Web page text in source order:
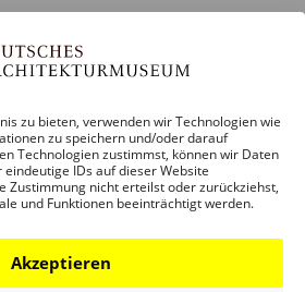
zu bieten, verwenden wir Technologien wie
zu speichern und/oder darauf
Technologien zustimmst, können wir Daten
IDs auf dieser Website
Zustimmung nicht erteilst oder zurückziehst,
und Funktionen beeinträchtigt werden.
Akzeptieren
wird im Rahmen von
BUNDESentwickelt und durch
für Kultur und
NEUSTART KULTUR
wir uns bei den Freunden